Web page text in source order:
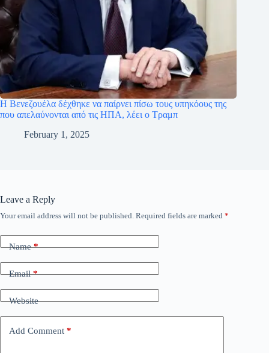
H Βενεζουέλα δέχθηκε να παίρνει πίσω τους υπηκόους της
που απελαύνονται από τις ΗΠΑ, λέει ο Τραμπ
February 1, 2025
Leave a Reply
Your email address will not be published. Required fields are marked *
Name*
Email*
Website
Add Comment *